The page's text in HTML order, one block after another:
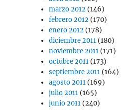
marzo 2012 (146)
febrero 2012 (170)
enero 2012 (178)
diciembre 2011 (180)
noviembre 2011 (171)
octubre 2011 (173)
septiembre 2011 (164)
agosto 2011 (169)
julio 2011 (165)
junio 2011 (240)